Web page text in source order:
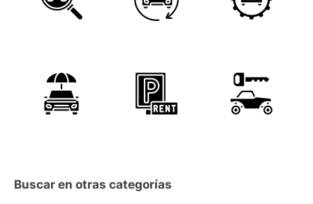
Buscar en otras categorías